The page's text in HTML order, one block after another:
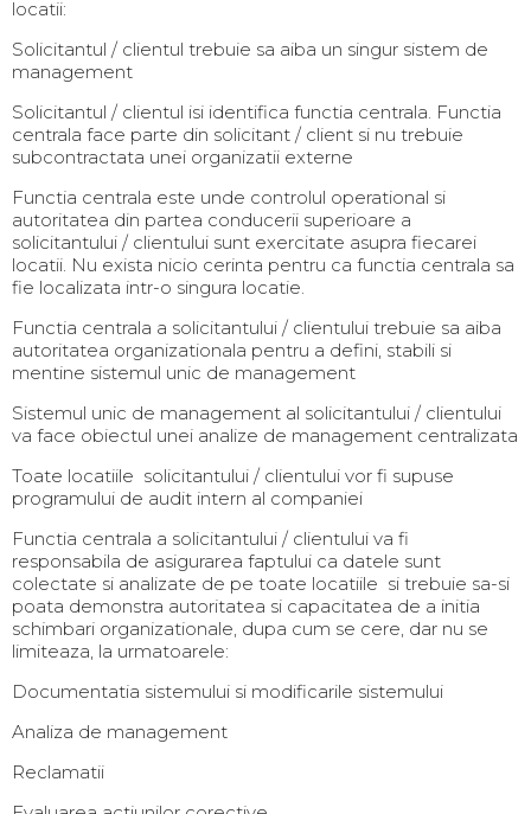
locatii:
Solicitantul / clientul trebuie sa aiba un singur sistem de
management
Solicitantul / clientul isi identifica functia centrala. Functia
centrala face parte din solicitant / client si nu trebuie
subcontractata unei organizatii externe
Functia centrala este unde controlul operational si
autoritatea din partea conducerii superioare a
solicitantului / clientului sunt exercitate asupra fiecarei
locatii. Nu exista nicio cerinta pentru ca functia centrala sa
fie localizata intr-o singura locatie.
Functia centrala a solicitantului / clientului trebuie sa aiba
autoritatea organizationala pentru a defini, stabili si
mentine sistemul unic de management
Sistemul unic de management al solicitantului / clientului
va face obiectul unei analize de management centralizata
Toate locatiile solicitantului / clientului vor fi supuse
programului de audit intern al companiei
Functia centrala a solicitantului / clientului va fi
responsabila de asigurarea faptului ca datele sunt
colectate si analizate de pe toate locatiile si trebuie sa-si
poata demonstra autoritatea si capacitatea de a initia
schimbari organizationale, dupa cum se cere, dar nu se
limiteaza, la urmatoarele:
Documentatia sistemului si modificarile sistemului
Analiza de management
Reclamatii